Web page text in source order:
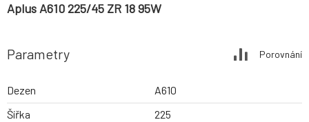
Aplus A610 225/45 ZR 18 95W
Parametry Porovnání
Dezen
A610
Šířka
225